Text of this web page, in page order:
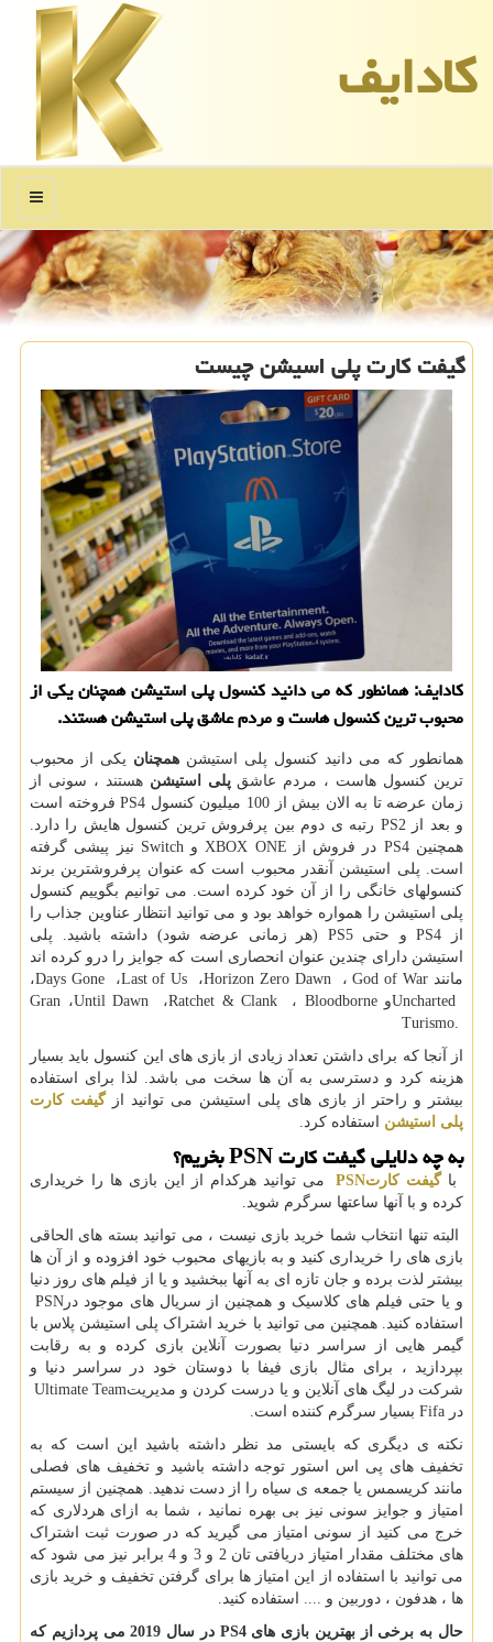
كادایف
منو
گیفت كارت پلی اسیشن چیست
كادایف: همانطور كه می دانید كنسول پلی استیشن همچنان یكی از
محبوب ترین كنسول هاست و مردم عاشق پلی استیشن هستند.
همانطور که می دانید کنسول پلی استیشن همچنان یکی از محبوب
ترین کنسول هاست ، مردم عاشقپلی استیشن هستند ، سونی از
زمان عرضه تا به الان بیش از 100 میلیون کنسول
PS4 فروخته است
و بعد از PS2 رتبه ی دوم بین پرفروش ترین کنسول هایش را دارد.
همچنین PS4 در فروش از XBOX ONE و Switch نیز پیشی گرفته
است. پلی استیشن آنقدر محبوب است که عنوان پرفروشترین برند
کنسولهای خانگی را از آن خود کرده است. می توانیم بگوییم کنسول
پلی استیشن را همواره خواهد بود و می توانید انتظار عناوین جذاب را
از
PS4 و حتی PS5 (هر زمانی عرضه شود) داشته باشید. پلی
استیشن دارای چندین عنوان انحصاری است که جوایز را درو کرده اند
مانندGod of War ، Horizon Zero Dawn، Last of Us، Days Gone،
Unchartedو Bloodborne ، Ratchet & Clank، Until Dawn، Gran
Turismo.
از آنجا که برای داشتن تعداد زیادی از بازی های این کنسول باید بسیار
هزینه کرد و دسترسی به آن ها سخت می باشد. لذا برای استفاده
بیشتر و راحتر از بازی های پلی استیشن می توانید ازگیفت کارت
پلی استیشن
استفاده کرد.
به چه دلایلی گیفت کارتPSNبخریم؟
باگیفت کارتPSN
می توانید هرکدام از این بازی ها را خریداری
کرده و با آنها ساعتها سرگرم شوید.
البته تنها انتخاب شما خرید بازی نیست ، می توانید بسته های الحاقی
بازی های را خریداری کنید و به بازیهای محبوب خود افزوده و از آن ها
بیشتر لذت برده و جان تازه ای به آنها ببخشید و یا از فیلم های روز دنیا
و یا حتی فیلم های کلاسیک و همچنین از سریال های موجود در PSN
استفاده کنید. همچنین می توانید با خرید اشتراک پلی استیشن پلاس با
گیمر هایی از سراسر دنیا بصورت آنلاین بازی کرده و به رقابت
بپردازید ، برای مثال بازی فیفا با دوستان خود در سراسر دنیا و
شرکت در لیگ های آنلاین و یا درست کردن و مدیریتUltimate Team
در Fifa بسیار سرگرم کننده است.
نکته ی دیگری که بایستی مد نظر داشته باشید این است که به
تخفیف های پی اس استور توجه داشته باشید و تخفیف های فصلی
مانند کریسمس یا جمعه ی سیاه را از دست ندهید. همچنین از سیستم
امتیاز و جوایز سونی نیز بی بهره نمانید ، شما به ازای هردلاری که
خرج می کنید از سونی امتیاز می گیرید که در صورت ثبت اشتراک
های مختلف مقدار امتیاز دریافتی تان 2 و 3 و 4 برابر نیز می شود که
می توانید با استفاده از این امتیاز ها برای گرفتن تخفیف و خرید بازی
ها ، هدفون ، دوربین و .... استفاده کنید.
حال به برخی از بهترین بازی های PS4
در سال 2019 می پردازیم که